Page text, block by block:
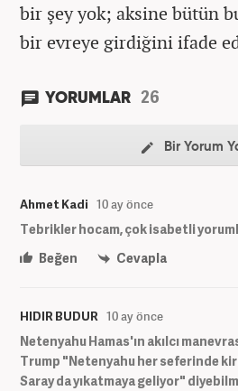
bir şey yok; aksine bütün
bir evreye girdiğini ifade
YORUMLAR 26
Bir Yorum
Ahmet Kadi 10 ay önce
Tebrikler hocam, çok isabetli
Beğen
Cevapla
HIDIR BUDUR 10 ay önce
Netenyahu Hamas'ın akılcı
Trump "Netenyahu her seferinde
Saray da yıkatmaya geliyor"